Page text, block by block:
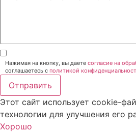
Нажимая на кнопку, вы даете согласие на
соглашаетесь c политикой
Отправить
Этот сайт использует cookie-
технологии для улучшения его
Хорошо